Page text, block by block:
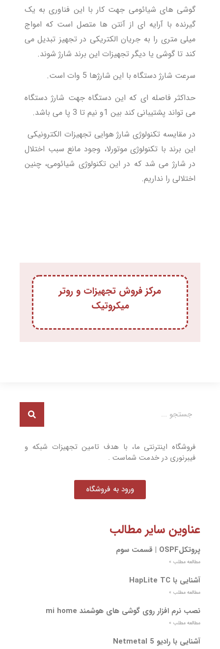
گوشی های شیائومی جهت کار با این فناوری به یک
گیرنده با آرایه ای از آنتن ها متصل است که امواج
میلی متری را به جریان الکتریکی در تجهیز تبدیل می
کند تا گوشی یا دیگر تجهیزات این برند شارژ شوند.
سرعت شارژ دستگاه با این شارژها 5 وات است.
حداکثر فاصله ای که این دستگاه جهت شارژ دستگاه
می تواند پشتیبانی کند بین 1و نیم تا 3 پا می باشد.
در مقایسه تکنولوژی شارژ هوایی تجهیزات الکترونیکی
این برند با تکنولوژی موتورلا، وجود مانع سبب اختلال
در شارژ می شد که در این تکنولوژی شیائومی، چنین
اختلالی را نداریم.
مرکز فروش تجهیزات و روتر
میکروتیک
فروشگاه اینترنتی ما، با هدف تامین تجهیزات شبکه و
فیبرنوری در خدمت شماست .
ورود به فروشگاه
عناوین سایر مطالب
پروتکلOSPF | قسمت سوم
مطالعه مطلب »
آشنایی با HapLite TC
مطالعه مطلب »
نصب نرم افزار روی گوشی های هوشمند mi home
مطالعه مطلب »
آشنایی با رادیو Netmetal 5